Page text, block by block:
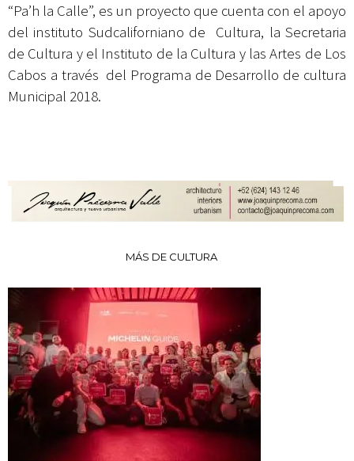
“Pa’h la Calle”, es un proyecto que cuenta con el apoyo
del instituto Sudcaliforniano de Cultura, la Secretaria
de Cultura y el Instituto de la Cultura y las Artes de Los
Cabos a través del Programa de Desarrollo de cultura
Municipal 2018.
MÁS DE CULTURA